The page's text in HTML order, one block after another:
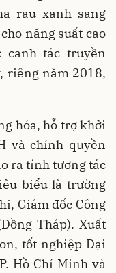
rau xanh sang
năng suất cao
tác truyền
riêng năm 2018,
hóa, hỗ trợ khởi
và chính quyền
ra tính tương tác
biểu là trường
Giám đốc Công
Tháp). Xuất
tốt nghiệp Đại
Hồ Chí Minh và